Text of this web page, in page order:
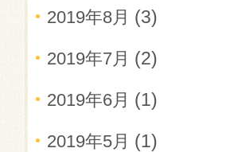
2019年8月 (3)
2019年7月 (2)
2019年6月 (1)
2019年5月 (1)